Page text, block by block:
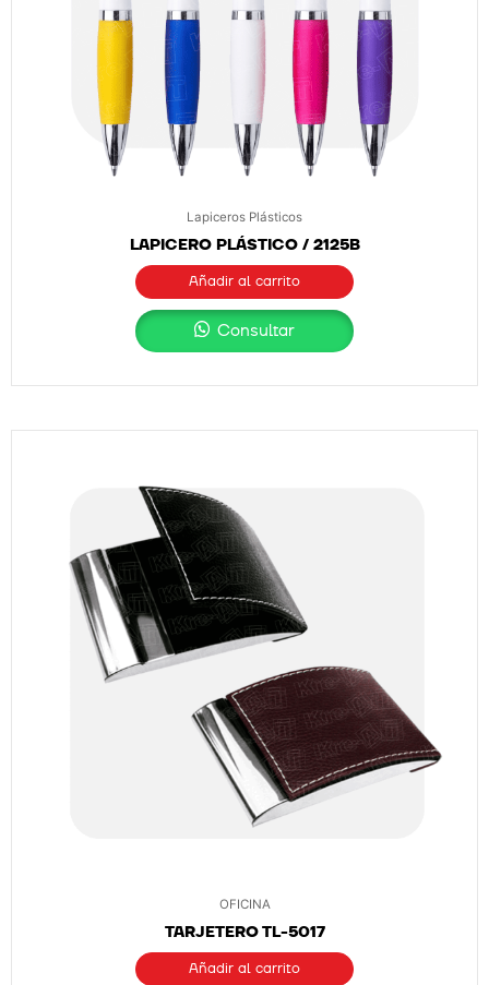
Lapiceros Plásticos
LAPICERO PLÁSTICO / 2125B
Añadir al carrito
Consultar
OFICINA
TARJETERO TL-5017
Añadir al carrito